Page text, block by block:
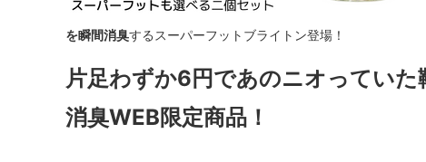
を瞬間消臭するスーパーフットブライトン登場！
片足わずか6円であのニオっていた
消臭WEB限定商品！